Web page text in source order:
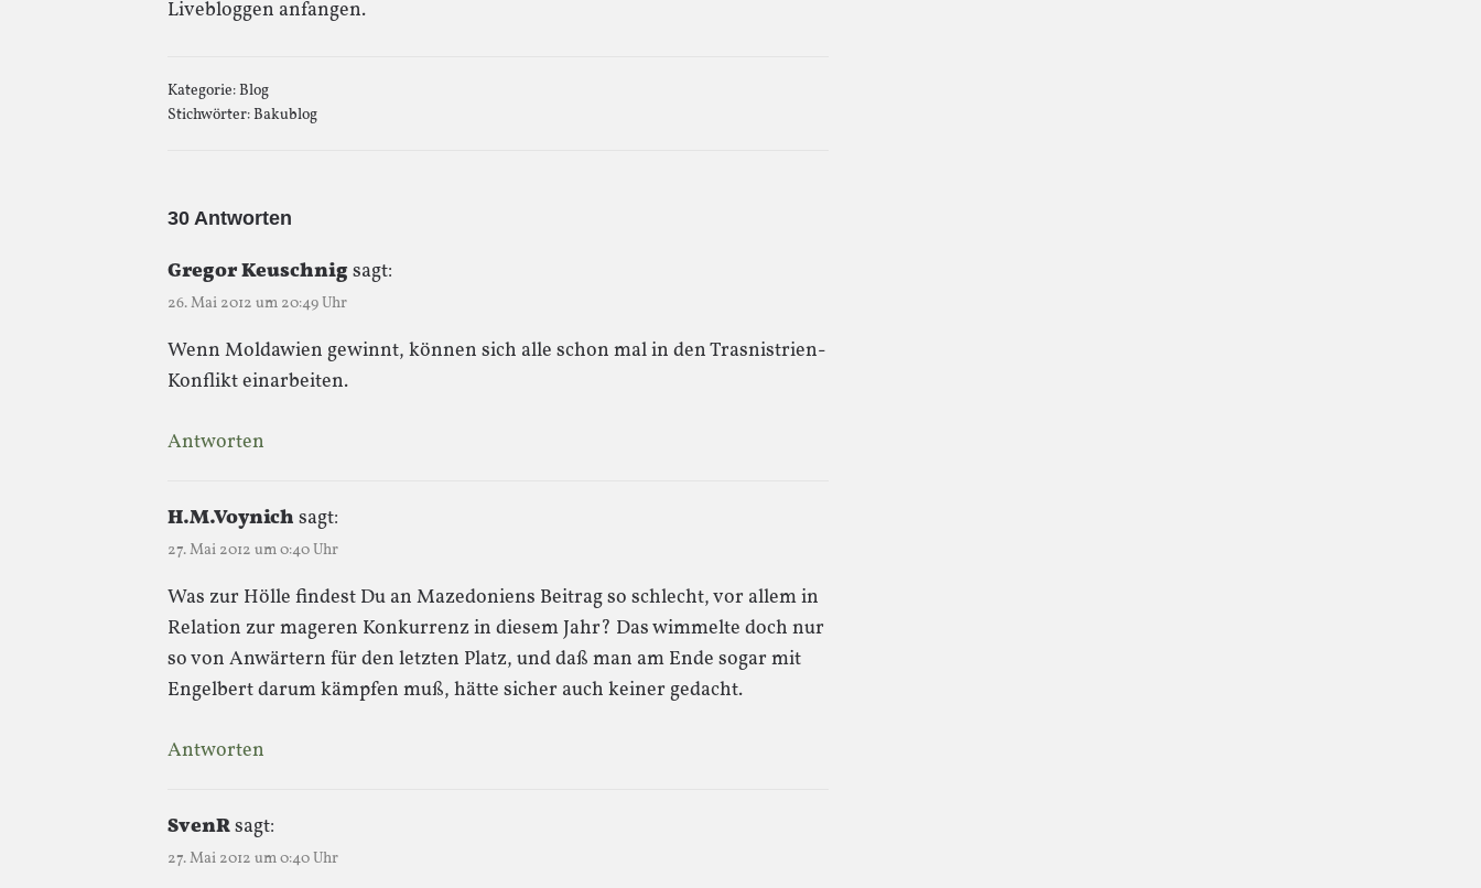
Livebloggen anfangen.
Kategorie:Blog
Stichwörter:Bakublog
30 Antworten
Gregor Keuschnigsagt:
26. Mai 2012 um 20:49 Uhr
Wenn Moldawien gewinnt, können sich alle schon mal in den Trasnistrien-
Konflikt einarbeiten.
Antworten
H.M.Voynich sagt:
27. Mai 2012 um 0:40 Uhr
Was zur Hölle findest Du an Mazedoniens Beitrag so schlecht, vor allem in
Relation zur mageren Konkurrenz in diesem Jahr? Das wimmelte doch nur
so von Anwärtern für den letzten Platz, und daß man am Ende sogar mit
Engelbert darum kämpfen muß, hätte sicher auch keiner gedacht.
Antworten
SvenRsagt:
27. Mai 2012 um 0:40 Uhr